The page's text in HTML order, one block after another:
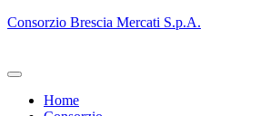
Consorzio Brescia Mercati S.p.A.
Home